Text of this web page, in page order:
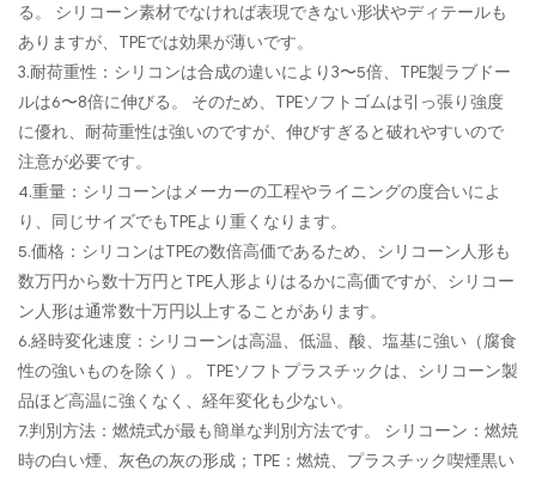
る。 シリコーン素材でなければ表現できない形状やディテールも
ありますが、TPEでは効果が薄いです。
3.耐荷重性：シリコンは合成の違いにより3〜5倍、TPE製ラブドー
ルは6〜8倍に伸びる。 そのため、TPEソフトゴムは引っ張り強度
に優れ、耐荷重性は強いのですが、伸びすぎると破れやすいので
注意が必要です。
4.重量：シリコーンはメーカーの工程やライニングの度合いによ
り、同じサイズでもTPEより重くなります。
5.価格：シリコンはTPEの数倍高価であるため、シリコーン人形も
数万円から数十万円とTPE人形よりはるかに高価ですが、シリコー
ン人形は通常数十万円以上することがあります。
6.経時変化速度：シリコーンは高温、低温、酸、塩基に強い（腐食
性の強いものを除く）。 TPEソフトプラスチックは、シリコーン製
品ほど高温に強くなく、経年変化も少ない。
7.判別方法：燃焼式が最も簡単な判別方法です。 シリコーン：燃焼
時の白い煙、灰色の灰の形成；TPE：燃焼、プラスチック喫煙黒い